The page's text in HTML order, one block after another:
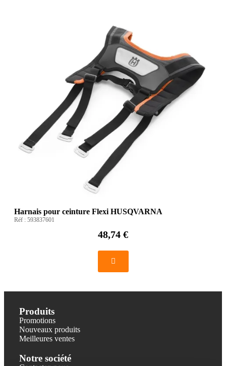
Harnais pour ceinture Flexi HUSQVARNA
Réf : 593837601
48,74 €
Produits
Promotions
Nouveaux produits
Meilleures ventes
Notre société